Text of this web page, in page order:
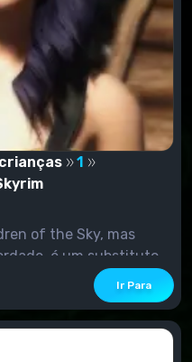
1
of the Sky, mas
é um substituto...
Ir Para